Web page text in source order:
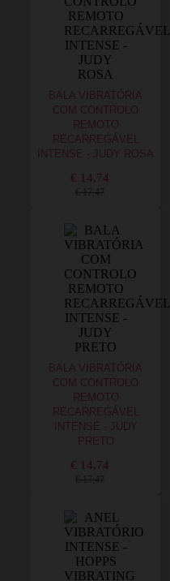
BALA VIBRATÓRIA
COM CONTROLO
REMOTO
RECARREGÁVEL
INTENSE - JUDY ROSA
€ 14,74
€ 17,47
BALA VIBRATÓRIA
COM CONTROLO
REMOTO
RECARREGÁVEL
INTENSE - JUDY
PRETO
€ 14,74
€ 17,47